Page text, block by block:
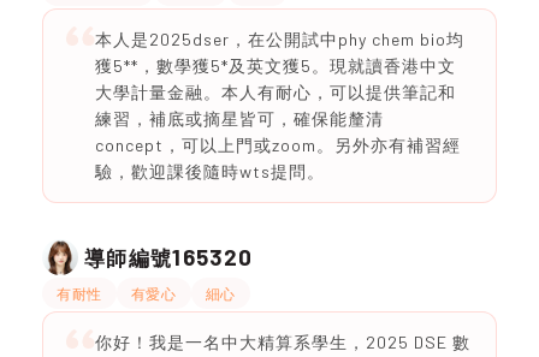
本人是2025dser，在公開試中phy chem bio均
獲5**，數學獲5*及英文獲5。現就讀香港中文
大學計量金融。本人有耐心，可以提供筆記和
練習，補底或摘星皆可，確保能釐清
concept，可以上門或zoom。另外亦有補習經
驗，歡迎課後隨時wts提問。
導師編號165320
有耐性 有愛心 細心
你好！我是一名中大精算系學生，2025 DSE 數